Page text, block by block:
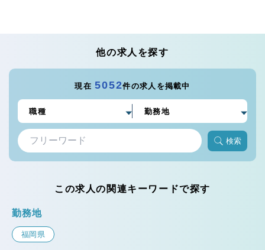
他の求人を探す
現在5052件の求人を掲載中
検索
この求人の関連キーワードで探す
勤務地
福岡県